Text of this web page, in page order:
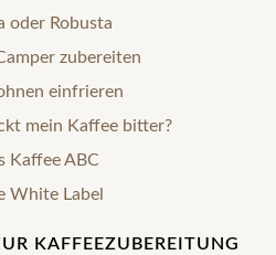
oder Robusta
zubereiten
einfrieren
mein Kaffee bitter?
Kaffee ABC
White Label
KAFFEEZUBEREITUNG